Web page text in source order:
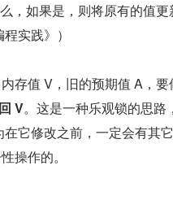
，如果是，则将原有的值
实践》）
存值 V，旧的预期值 A，要
V。这是一种乐观锁的思
它修改之前，一定会有其
操作的。